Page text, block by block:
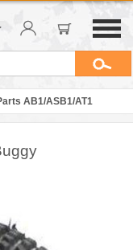
AB1/ASB1/AT1